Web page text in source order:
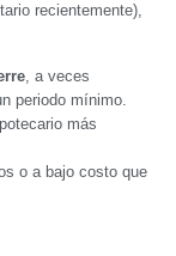
recientemente),
, a veces
periodo mínimo.
más
o a bajo costo que